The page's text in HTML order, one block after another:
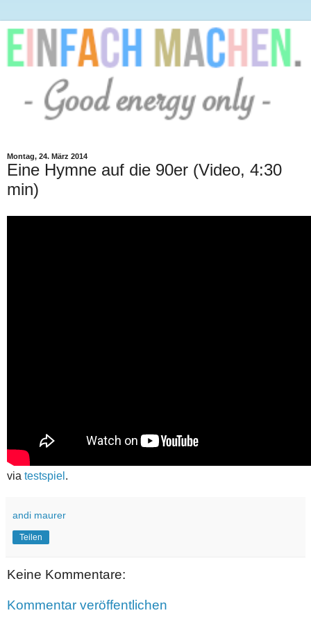
Montag, 24. März 2014
Eine Hymne auf die 90er (Video, 4:30
min)
via testspiel .
andi maurer
Teilen
Keine Kommentare:
Kommentar veröffentlichen